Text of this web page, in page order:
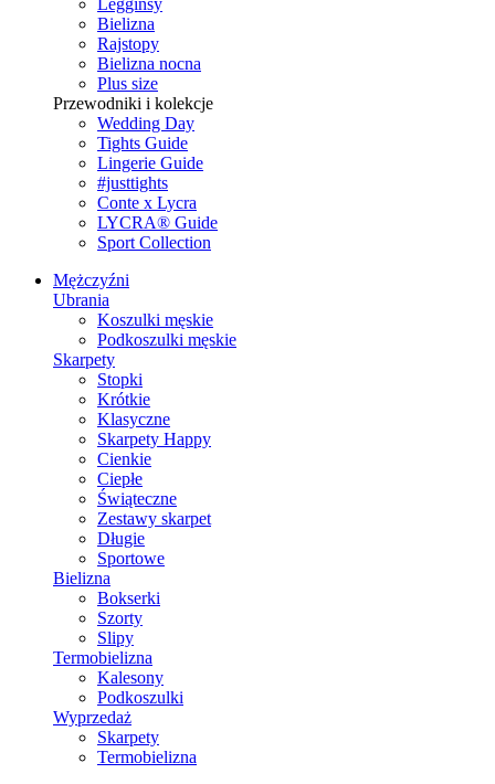
Legginsy
Bielizna
Rajstopy
Bielizna nocna
Plus size
Przewodniki i kolekcje
Wedding Day
Tights Guide
Lingerie Guide
#justtights
Conte x Lycra
LYCRA® Guide
Sport Сollection
Mężczyźni
Ubrania
Koszulki męskie
Podkoszulki męskie
Skarpety
Stopki
Krótkie
Klasyczne
Skarpety Happy
Cienkie
Ciepłe
Świąteczne
Zestawy skarpet
Długie
Sportowe
Bielizna
Bokserki
Szorty
Slipy
Termobielizna
Kalesony
Podkoszulki
Wyprzedaż
Skarpety
Termobielizna